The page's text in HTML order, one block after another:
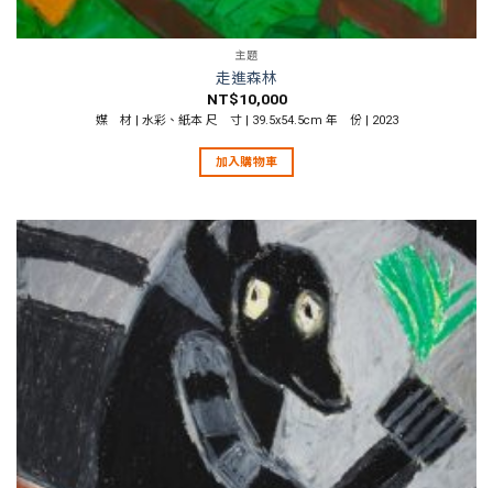
主題
走進森林
NT$10,000
媒 材 | 水彩、紙本 尺 寸 | 39.5x54.5cm 年 份 | 2023
加入購物車